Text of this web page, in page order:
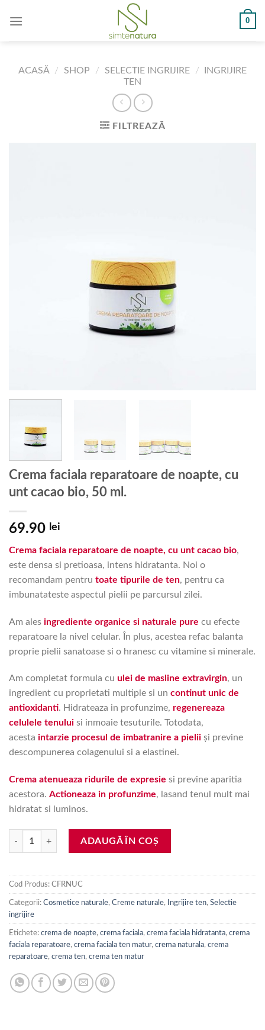
0
ACASĂ / SHOP / SELECTIE INGRIJIRE /
INGRIJIRE
TEN
FILTREAZĂ
Crema faciala reparatoare de noapte, cu
unt cacao bio, 50 ml.
69.90 lei
Crema faciala reparatoare de noapte, cu unt cacao bio,
este densa si pretioasa, intens hidratanta. Noi o
recomandam pentru toate tipurile de ten, pentru ca
imbunatateste aspectul pielii pe parcursul zilei.
Am ales ingrediente organice si naturale pure cu efecte
reparatoare la nivel celular. În plus, acestea refac balanta
proprie pielii sanatoase si o hranesc cu vitamine si minerale.
Am completat formula cu ulei de masline extravirgin, un
ingredient cu proprietati multiple si un continut unic de
antioxidanti. Hidrateaza in profunzime, regenereaza
celulele tenului si inmoaie tesuturile. Totodata,
acesta intarzie procesul de imbatranire a pielii și previne
descompunerea colagenului si a elastinei.
Crema atenueaza ridurile de expresie si previne aparitia
acestora. Actioneaza in profunzime, lasand tenul mult mai
hidratat si luminos.
Cantitate Crema faciala reparatoare de noapte, cu unt cacao bio, 50 ml.
ADAUGĂ ÎN COȘ
Cod Produs: CFRNUC
Categorii: Cosmetice naturale, Creme naturale, Ingrijire ten, Selectie
ingrijire
Etichete: crema de noapte, crema faciala, crema faciala hidratanta, crema
faciala reparatoare, crema faciala ten matur, crema naturala, crema
reparatoare, crema ten, crema ten matur